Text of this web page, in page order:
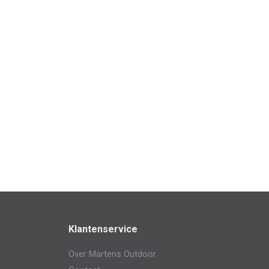
Klantenservice
Over Martens Outdoor